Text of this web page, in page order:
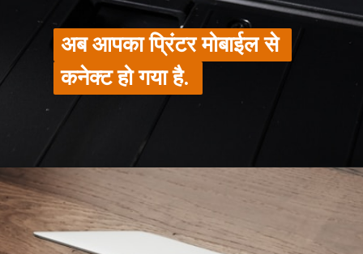
अब आपका प्रिंटर मोबाईल से
कनेक्ट हो गया है.
अब आपका प्रिंटर मोबाईल से
कनेक्ट हो गया है.